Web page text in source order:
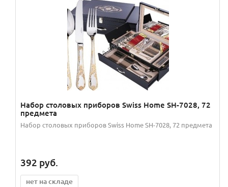
Набор столовых приборов Swiss Home SH-7028, 72
предмета
Набор столовых приборов Swiss Home SH-7028, 72 предмета
392 руб.
нет на складе